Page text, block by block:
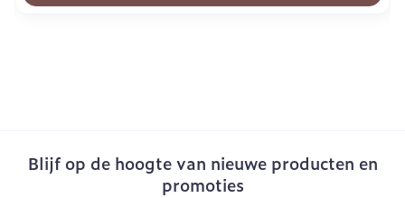
Blijf op de hoogte van nieuwe producten en
promoties